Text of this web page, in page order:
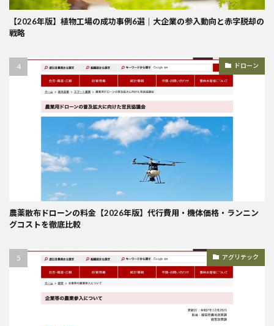
【2026年版】植物工場の成功事例6選｜大企業の参入動向と赤字脱却の
戦略
ドローン
農薬散布ドローンの料金【2026年版】代行費用・機体価格・ランニン
グコストを徹底比較
アグリテック